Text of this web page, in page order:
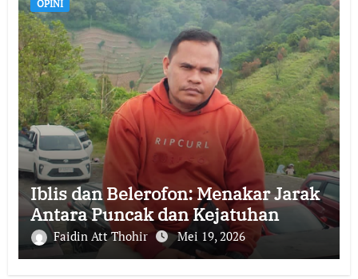
OPINI
Iblis dan Belerofon: Menakar Jarak
Antara Puncak dan Kejatuhan
Faidin Att Thohir Mei 19, 2026